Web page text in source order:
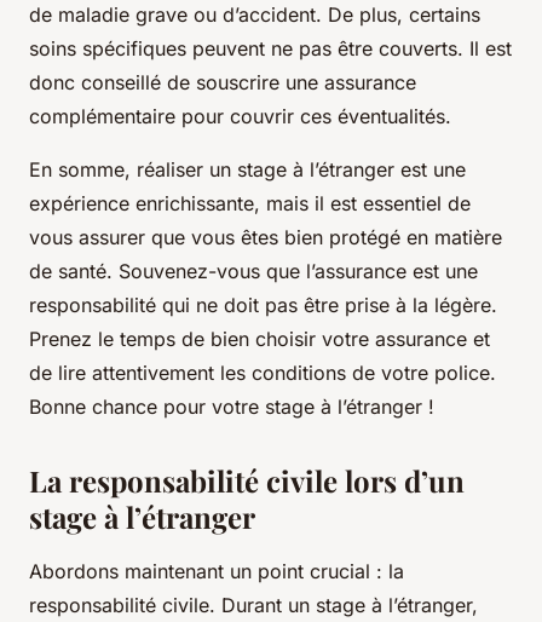
de maladie grave ou d’accident. De plus, certains
soins spécifiques peuvent ne pas être couverts. Il est
donc conseillé de souscrire une assurance
complémentaire pour couvrir ces éventualités.
En somme, réaliser un stage à l’étranger est une
expérience enrichissante, mais il est essentiel de
vous assurer que vous êtes bien protégé en matière
de santé. Souvenez-vous que l’assurance est une
responsabilité qui ne doit pas être prise à la légère.
Prenez le temps de bien choisir votre assurance et
de lire attentivement les conditions de votre police.
Bonne chance pour votre stage à l’étranger !
La responsabilité civile lors d’un
stage à l’étranger
Abordons maintenant un point crucial : la
responsabilité civile. Durant un stage à l’étranger,